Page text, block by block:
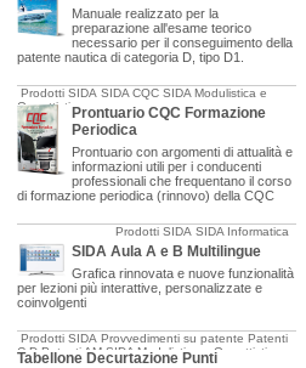
Manuale realizzato per la
preparazione all'esame teorico
necessario per il conseguimento della
patente nautica di categoria D, tipo D1.
Prodotti SIDA SIDA CQC SIDA Modulistica e
OggettisticaProntuario CQC Formazione
Periodica
Prontuario con argomenti di attualità e
informazioni utili per i conducenti
professionali che frequentano il corso
di formazione periodica (rinnovo) della CQC
Prodotti SIDA SIDA Informatica
SIDA Aula A e B Multilingue
Grafica rinnovata e nuove funzionalità
per lezioni più interattive, personalizzate e
coinvolgenti
Prodotti SIDA Provvedimenti su patente Patenti
C-D Patenti AM SIDA Modulistica e Oggettistica
Tabellone Decurtazione Punti
SIDA QUIZ CQC